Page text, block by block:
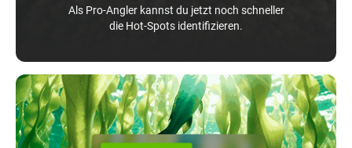
Als Pro-Angler kannst du jetzt noch schneller
die Hot-Spots identifizieren.